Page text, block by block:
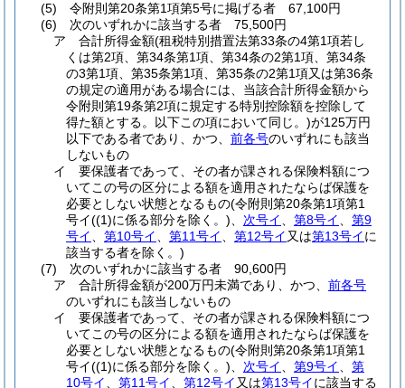
(5)
令附則第20条第1項第5号に掲げる者 67,100円
(6)
次のいずれかに該当する者 75,500円
ア
合計所得金額(租税特別措置法第33条の4第1項若し
くは第2項、第34条第1項、第34条の2第1項、第34条
の3第1項、第35条第1項、第35条の2第1項又は第36条
の規定の適用がある場合には、当該合計所得金額から
令附則第19条第2項に規定する特別控除額を控除して
得た額とする。以下この項において同じ。)が125万円
以下である者であり、かつ、 前各号のいずれにも該当
しないもの
イ
要保護者であって、その者が課される保険料額につ
いてこの号の区分による額を適用されたならば保護を
必要としない状態となるもの(令附則第20条第1項第1
号イ((1)に係る部分を除く。) 次号イ 第8号イ
第9
号イ
第10号イ 第11号イ 第12号イ 又は第13号イに
該当する者を除く。)
(7)
次のいずれかに該当する者 90,600円
ア
合計所得金額が200万円未満であり、かつ、 前各号
のいずれにも該当しないもの
イ
要保護者であって、その者が課される保険料額につ
いてこの号の区分による額を適用されたならば保護を
必要としない状態となるもの(令附則第20条第1項第1
号イ((1)に係る部分を除く。) 次号イ 第9号イ
第
10号イ
第11号イ 第12号イ 又は第13号イに該当する